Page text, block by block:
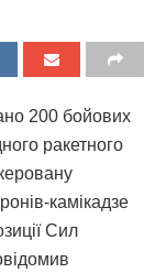
200 бойових
ракетного
камікадзе
Сил